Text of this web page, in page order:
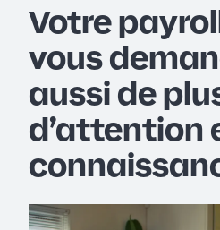
Votre
vous
aussi de
d’attention